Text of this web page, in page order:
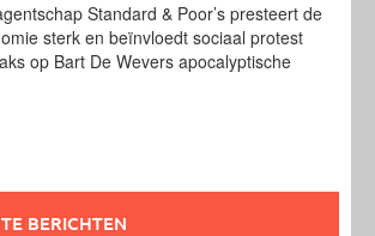
Standard & Poor’s presteert de
sterk en beïnvloedt sociaal protest
op Bart De Wevers apocalyptische
BERICHTEN